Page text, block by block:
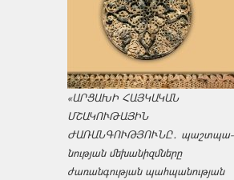
«ԱՐՑԱԽԻ ՀԱՅԿԱԿԱՆ
ՄՇԱԿՈՒԹԱՅԻՆ
ԺԱՌԱՆԳՈՒԹՅՈՒՆԸ․ պաշտպա­
նության մեխանիզմները
ժառանգության պահպանության